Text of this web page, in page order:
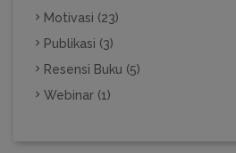
Motivasi (23)
Publikasi (3)
Resensi Buku (5)
Webinar (1)